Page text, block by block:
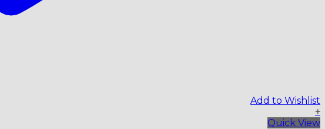
Add to Wishlist
+
Quick View